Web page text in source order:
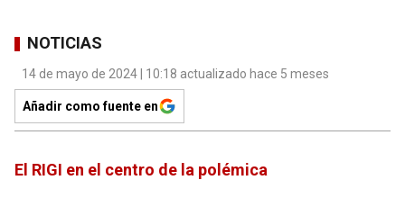
NOTICIAS
14 de mayo de 2024 | 10:18 actualizado hace 5 meses
Añadir como fuente en
El RIGI en el centro de la polémica